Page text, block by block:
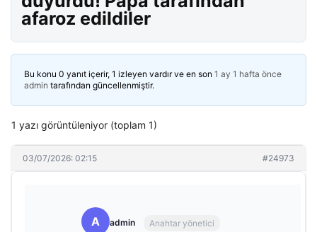
afaroz edildiler
Bu konu 0 yanıt içerir, 1 izleyen vardır ve en son 1 ay 1 hafta önce
admin tarafından güncellenmiştir.
1 yazı görüntüleniyor (toplam 1)
03/07/2026: 02:15 #24973
A admin Anahtar yönetici